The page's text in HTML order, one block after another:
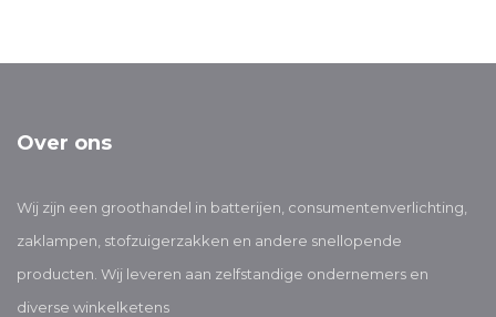
Over ons
Wij zijn een groothandel in batterijen, consumentenverlichting,
zaklampen, stofzuigerzakken en andere snellopende
producten. Wij leveren aan zelfstandige ondernemers en
diverse winkelketens